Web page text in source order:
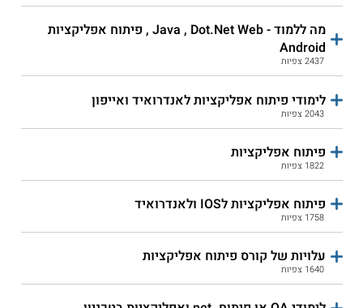
קורס פיתוח משחקים
ב-Unity למתחילים -
מותאם לילדים
התחילו ללמוד
פיתוח אפליקציות לסלולר מדיאטק - קורס פיתוח
מה ללמוד - Java , Dot.Net Web , פיתוח אפליקציות
Android
2437 צפיות
לימודי פיתוח אפליקציות לאנדרואיד ואייפון
2043 צפיות
פיתוח אפליקציות
1822 צפיות
פיתוח אפליקציות לIOS ולאנדרואיד
1758 צפיות
עלויות של קורס פיתוח אפליקציות
1640 צפיות